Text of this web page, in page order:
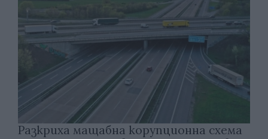
Разкриха мащабна корупционна схема